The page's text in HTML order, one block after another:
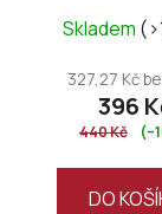
2025
Skladem
327,27 Kč
396
440 Kč
DO